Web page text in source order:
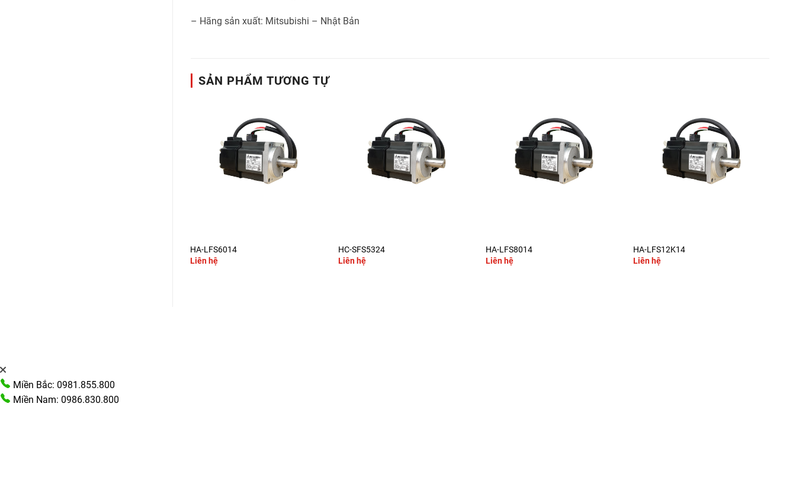
– Hãng sản xuất: Mitsubishi – Nhật Bản
SẢN PHẨM TƯƠNG TỰ
HA-LFS6014
Liên hệ
HC-SFS5324
Liên hệ
HA-LFS8014
Liên hệ
HA-LFS12K14
Liên hệ
Miền Bắc: 0981.855.800
Miền Nam: 0986.830.800